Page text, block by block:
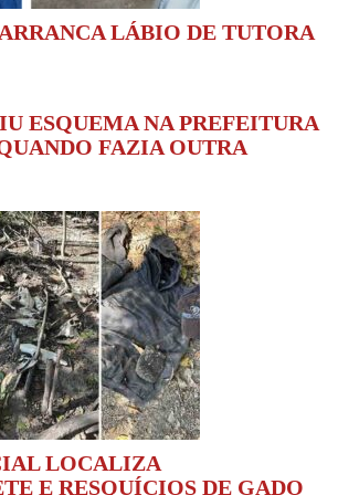
LÁBIO DE TUTORA
ESQUEMA NA PREFEITURA
FAZIA OUTRA
LOCALIZA
E RESQUÍCIOS DE GADO